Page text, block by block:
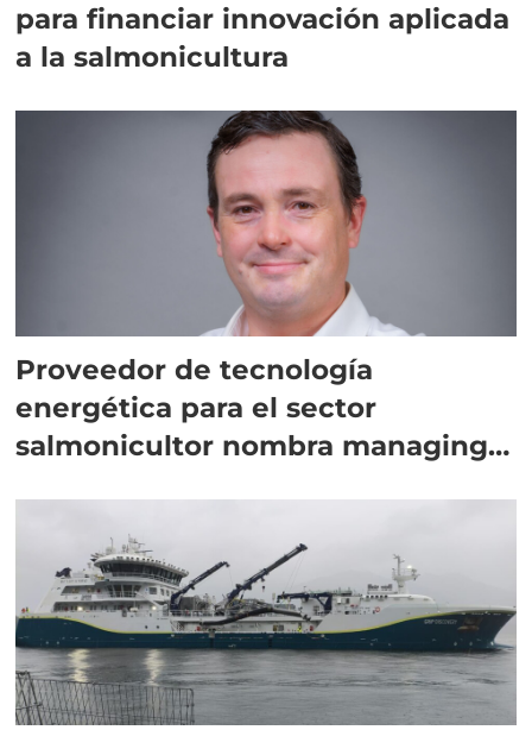
para financiar innovación aplicada
a la salmonicultura
Proveedor de tecnología
energética para el sector
salmonicultor nombra managing